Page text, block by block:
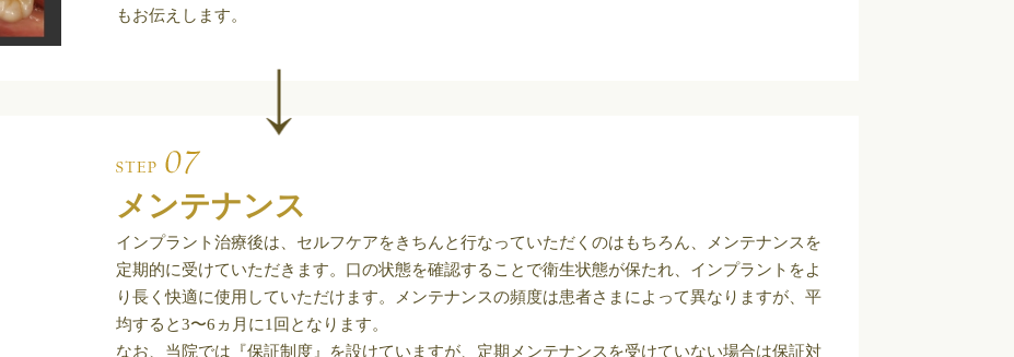
もお伝えします。
メンテナンス
インプラント治療後は、セルフケアをきちんと行なっていただくのはもちろん、メンテナンスを
定期的に受けていただきます。口の状態を確認することで衛生状態が保たれ、インプラントをよ
り長く快適に使用していただけます。メンテナンスの頻度は患者さまによって異なりますが、平
均すると3〜6ヵ月に1回となります。
なお、当院では『保証制度』を設けていますが、定期メンテナンスを受けていない場合は保証対